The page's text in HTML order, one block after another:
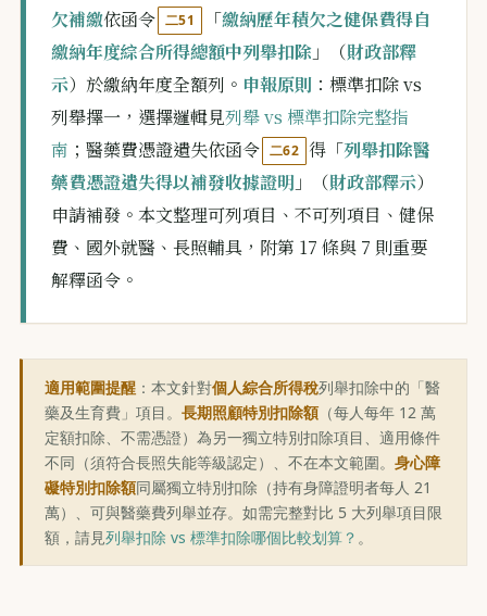
欠補繳依函令 二51 「繳納歷年積欠之健保費得自
繳納年度綜合所得總額中列舉扣除 」（財政部釋
示）於繳納年度全額列。 申報原則 ：標準扣除 vs
列舉擇一，選擇邏輯見列舉 vs 標準扣除完整指
南 ；醫藥費憑證遺失依函令 二62 得「列舉扣除醫
藥費憑證遺失得以補發收據證明 」（財政部釋示）
申請補發。本文整理可列項目、不可列項目、健保
費、國外就醫、長照輔具，附第 17 條與 7 則重要
解釋函令。
適用範圍提醒 ：本文針對個人綜合所得稅列舉扣除中的「醫
藥及生育費」項目。 長期照顧特別扣除額（每人每年 12 萬
定額扣除、不需憑證）為另一獨立特別扣除項目、適用條件
不同（須符合長照失能等級認定）、不在本文範圍。 身心障
礙特別扣除額同屬獨立特別扣除（持有身障證明者每人 21
萬）、可與醫藥費列舉並存。如需完整對比 5 大列舉項目限
額，請見列舉扣除 vs 標準扣除哪個比較划算？ 。